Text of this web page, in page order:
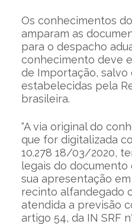
Os conhecimentos
amparam as
para o despacho
conhecimento deve
de Importação, salvo
estabelecidas pela
brasileira.
“A via original do
que for digitalizada
10.278 18/03/2020,
legais do documento
sua apresentação
recinto alfandegado
atendida a previsão
artigo 54, da IN SRF